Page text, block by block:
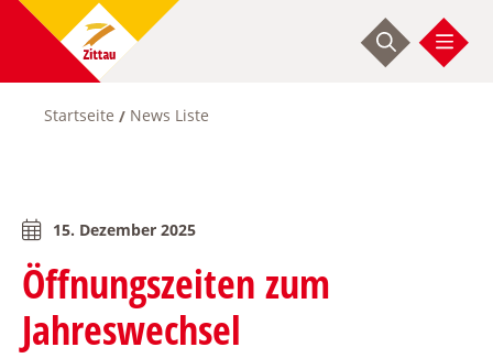
Direkt
Startseite News Liste
15. Dezember 2025
Öffnungszeiten zum
Jahreswechsel